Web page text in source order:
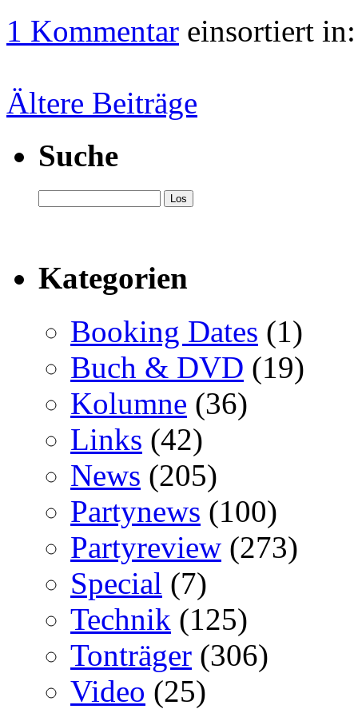
1 Kommentar einsortiert
Ältere Beiträge
Suche
Kategorien
Booking Dates (1)
Buch & DVD (19)
Kolumne (36)
Links (42)
News (205)
Partynews (100)
Partyreview (273)
Special (7)
Technik (125)
Tonträger (306)
Video (25)